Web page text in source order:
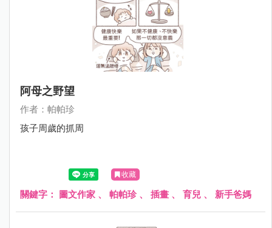
阿母之野望
作者：帕帕珍
孩子周歲的抓周
收藏
關鍵字： 圖文作家 、 帕帕珍、 插畫 、 育兒 、 新手爸媽